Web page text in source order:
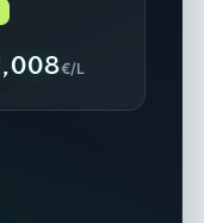
€/L